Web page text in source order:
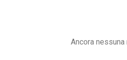
Ancora